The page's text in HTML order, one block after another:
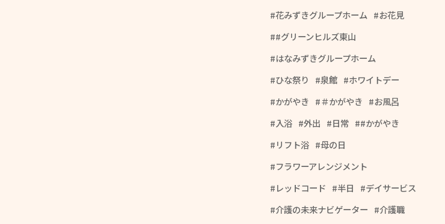
花みずきグループホーム
お花見
#グリーンヒルズ東山
はなみずきグループホーム
ひな祭り
泉館
ホワイトデー
かがやき
＃かがやき
お風呂
入浴
外出 日常
#かがやき
リフト浴
母の日
フラワーアレンジメント
レッドコード
半日
デイサービス
介護の未来ナビゲーター
介護職